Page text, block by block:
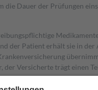
die Dauer der Prüfungen
der Patient erhält sie in der
der Versicherte trägt einen
leisten Mitglieder